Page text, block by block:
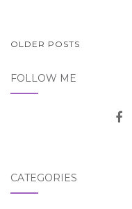
OLDER POSTS
FOLLOW ME
CATEGORIES